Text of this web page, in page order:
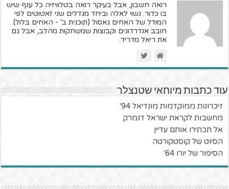
רואה חשבון, אבל בעיקר רואה בטלוויזיה כל ענף שיש
בו כדור. נשוי לאלה וביחד מגדלים שני זאטוטים לפי
המודל של האחים גאסול (תוכנית ב' - האחים בלול).
חובב אנדרדוגים וקבוצות שמשחקות מהלב, אבל גם
את ריאל מדריד.
עוד כתבות מיוחאי שטנצלר
זיכרונות ממוקדמות מונדיאל 94'
מחשבות לקראת ישראל דנמרק
אל תכתירו אותם עדיין
הסיוט של קוסטקורטה
הסיפור של יורו 64'